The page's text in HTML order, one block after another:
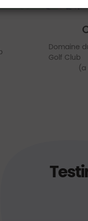
Domaine
Golf Club
(a